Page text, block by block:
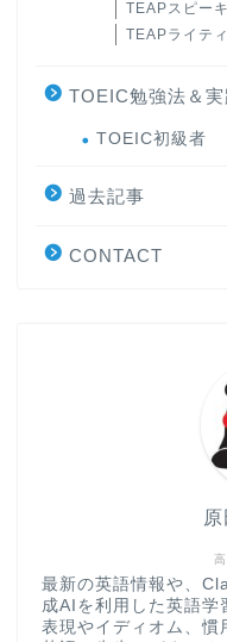
TEAPスピー
TEAPライテ
TOEIC勉強法＆
TOEIC初級者
過去記事
CONTACT
最新の英語情報や、
成AIを利用した英語学
表現やイディオム、慣
英
い